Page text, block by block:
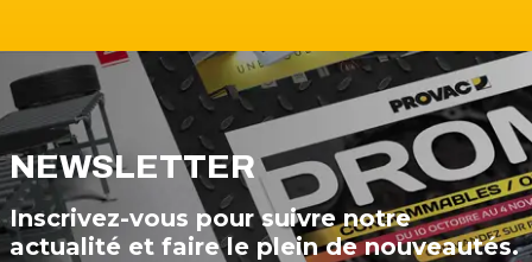
NEWSLETTER
Inscrivez-vous pour suivre notre
actualité et faire le plein de nouveautés.